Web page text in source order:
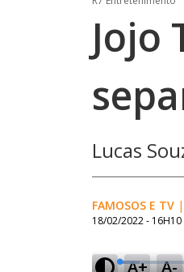
Jojo
Lucas
FAMOSOS E TV |
18/02/2022 - 16H10
A+ A-
L